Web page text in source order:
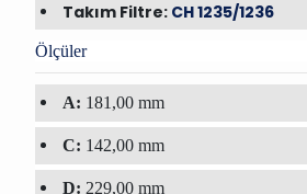
Takım Filtre: CH 1235/1236
Ölçüler
A: 181,00 mm
C: 142,00 mm
D: 229,00 mm